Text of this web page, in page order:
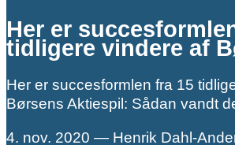
Her er
tidligere vindere af
Her er succesformlen fra 15
Børsens Aktiespil: Sådan vandt
4. nov. 2020 — Henrik Dahl-